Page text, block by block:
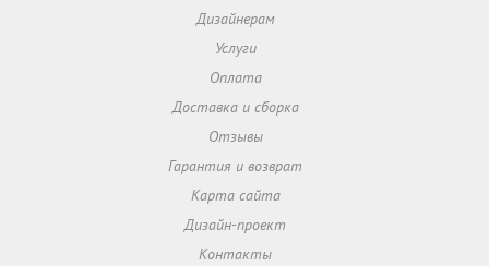
Дизайнерам
Услуги
Оплата
Доставка и сборка
Отзывы
Гарантия и возврат
Карта сайта
Дизайн-проект
Контакты